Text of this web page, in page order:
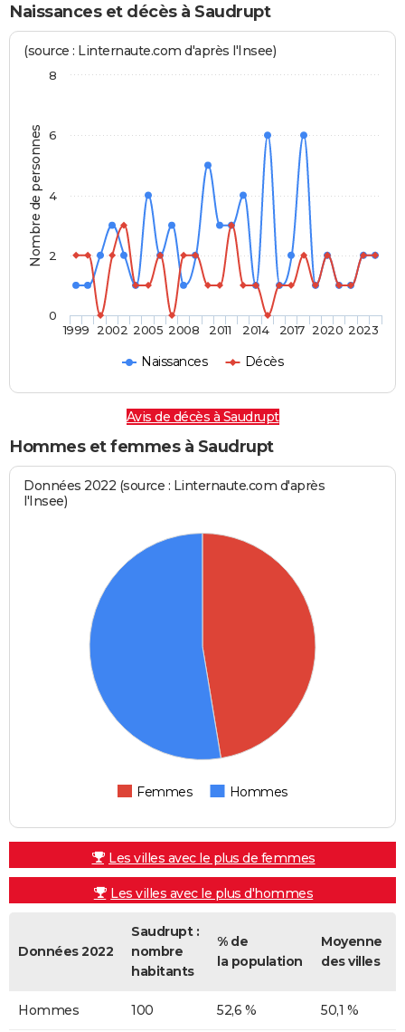
Naissances et décès à Saudrupt
Nombre de personnes
(source : Linternaute.com d'après l'Insee)
Naissances Décès
1999 2002 2005 2008 2011 2014 2017 2020 2023
0
2
4
6
8
Avis de décès à Saudrupt
Hommes et femmes à Saudrupt
Données 2022 (source : Linternaute.com d'après
l'Insee)
Femmes Hommes
Les villes avec le plus de femmes
Les villes avec le plus d'hommes
Données 2022
Saudrupt :
nombre
habitants
% de
la population
Moyenne
des villes
Hommes 100 52,6 % 50,1 %